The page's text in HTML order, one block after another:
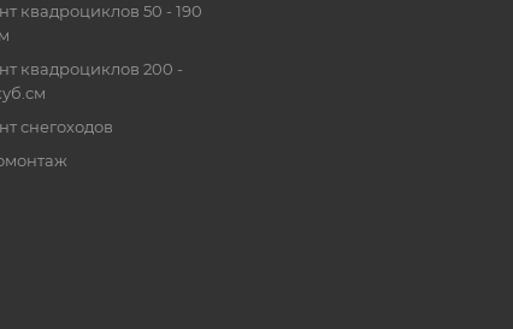
квадроциклов 50 - 190
квадроциклов 200 -
снегоходов